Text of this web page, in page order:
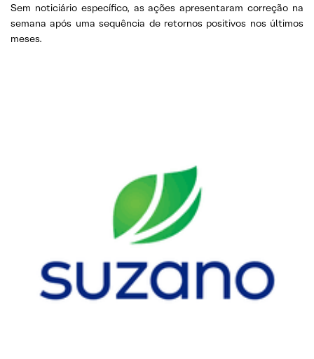
Sem noticiário específico, as ações apresentaram correção na
semana após uma sequência de retornos positivos nos últimos
meses.